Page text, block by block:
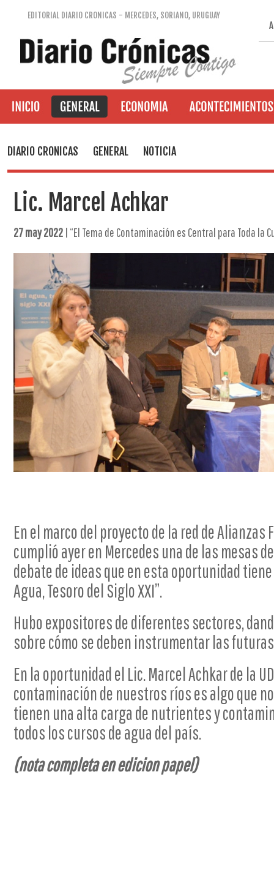
EDITORIAL DIARIO CRONICAS - MERCEDES, SORIANO, URUGUAY
DIARIO CRONICAS GENERAL NOTICIA
Lic. Marcel Achkar
27 may 2022 | “El Tema de Contaminación es Central para Toda la
En el marco del proyecto de la red de Alianzas
cumplió ayer en Mercedes una de las mesas
debate de ideas que en esta oportunidad
Agua, Tesoro del Siglo XXI”.
Hubo expositores de diferentes sectores,
sobre cómo se deben instrumentar las
En la oportunidad el Lic. Marcel Achkar de la
contaminación de nuestros ríos es algo que
tienen una alta carga de nutrientes y
todos los cursos de agua del país.
(nota completa en edicion papel)